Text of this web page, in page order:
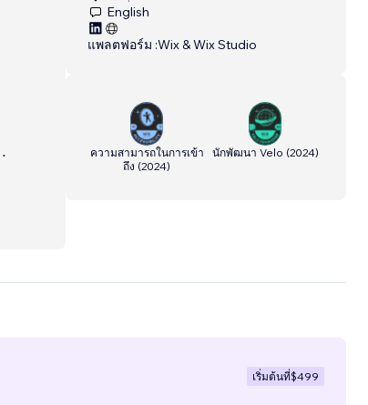
English
แพลตฟอร์ม :Wix & Wix Studio
ความสามารถในการเข้า
ถึง (2024)
นักพัฒนา Velo (2024)
เริ่มต้นที่$499